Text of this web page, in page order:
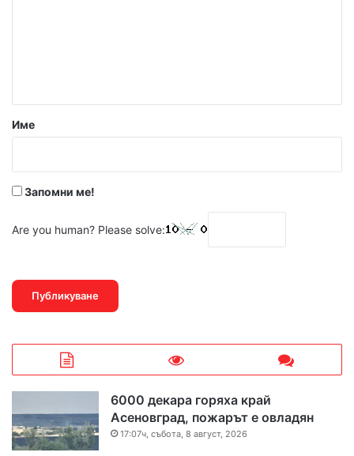
р
Име
Запомни ме!
Are you human? Please solve:
6000 декара горяха край
Асеновград, пожарът е овладян
17:07ч, събота, 8 август, 2026